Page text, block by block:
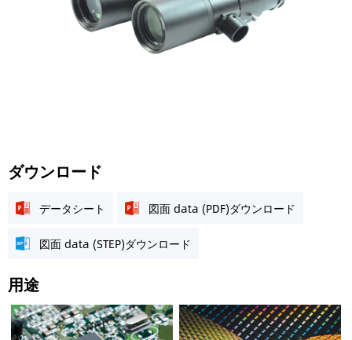
ダウンロード
データシート 図面 data (PDF)ダウンロード
図面 data (STEP)ダウンロード
用途